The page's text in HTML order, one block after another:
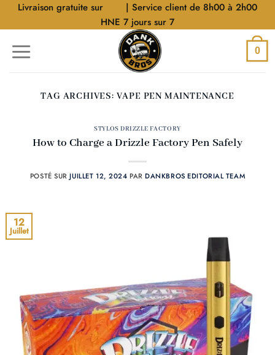
AllerLivraison gratuite sur
| Service client de 8h00 à 2h00
HNE 7 jours sur 7
0
TAG ARCHIVES: VAPE PEN MAINTENANCE
STYLOS DRIZZLE FACTORY
How to Charge a Drizzle Factory Pen Safely
POSTÉ SURJUILLET 12, 2024 PARDANKBROS EDITORIAL TEAM
12
Juillet